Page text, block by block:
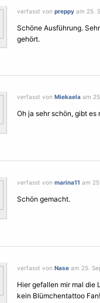
verfasst von preppy am 25.
Schöne Ausführung.
gehört.
verfasst von Miekaela am
Oh ja sehr schön, gibt
verfasst von marina11 am
Schön gemacht.
verfasst von Nase am 25.
Hier gefallen mir mal die
kein Blümchentattoo